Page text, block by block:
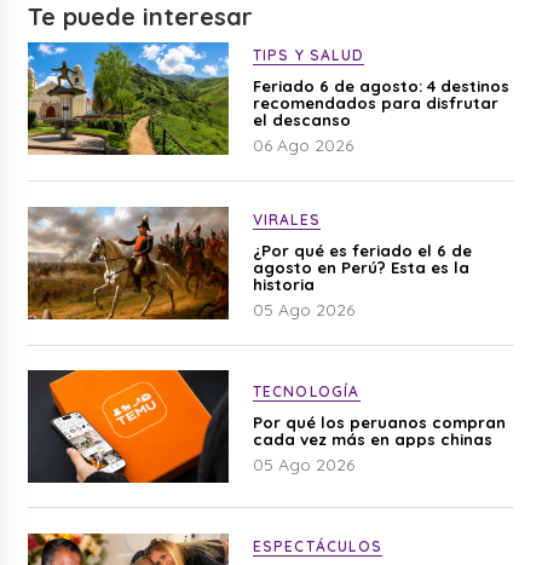
Te puede interesar
TIPS Y SALUD
Feriado 6 de agosto: 4 destinos
recomendados para disfrutar
el descanso
06 Ago 2026
VIRALES
¿Por qué es feriado el 6 de
agosto en Perú? Esta es la
historia
05 Ago 2026
TECNOLOGÍA
Por qué los peruanos compran
cada vez más en apps chinas
05 Ago 2026
ESPECTÁCULOS